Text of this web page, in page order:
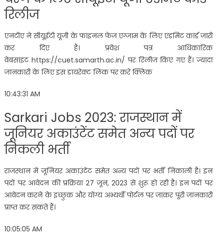
रिलीज
एनटीए ने सीयूईटी यूजी के फाइनल फेज एग्जाम के लिए एडमिट कार्ड जारी
कर दिए हैं। प्रवेश पत्र आधिकारिक
वेबसाइट https://cuet.samarth.ac.in/ पर रिलीज किए गए हैं। ज्यादा
जानकारी के लिए इस डायरेक्ट लिंक पर करें क्लिक
10:43:31 AM
Sarkari Jobs 2023: राजस्थान में
जूनियर अकाउंटेंट समेत अन्य पदों पर
निकली भर्ती
राजस्थान में जूनियर अकाउंटेंट समेत अन्य पदों पर भर्ती निकाली है। इन
पदों पर आवेदन की प्रक्रिया 27 जून, 2023 से शुरू हो रही है। इन पदों पर
आवेदन करने के इच्छुक और योग्य अभ्यर्थी पोर्टल पर जाकर पूरी जानकारी
प्राप्त कर सकते हैं।
10:05:05 AM